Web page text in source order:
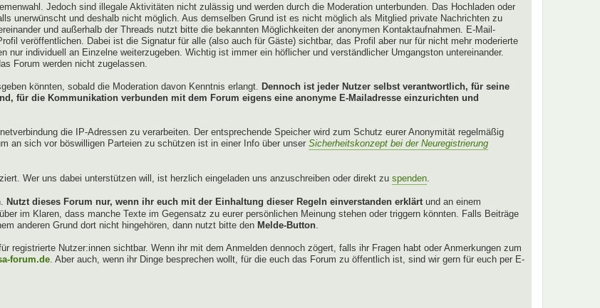
Jedoch sind illegale Aktivitäten nicht zulässig und werden durch die Moderation unterbunden. Das Hochladen oder
unerwünscht und deshalb nicht möglich. Aus demselben Grund ist es nicht möglich als Mitglied private Nachrichten zu
und außerhalb der Threads nutzt bitte die bekannten Möglichkeiten der anonymen Kontaktaufnahmen. E-Mail-
veröffentlichen. Dabei ist die Signatur für alle (also auch für Gäste) sichtbar, das Profil aber nur für nicht mehr moderierte
nur individuell an Einzelne weiterzugeben. Wichtig ist immer ein höflicher und verständlicher Umgangston untereinander.
Forum werden nicht zugelassen.
könnten, sobald die Moderation davon Kenntnis erlangt. Dennoch ist jeder Nutzer selbst verantwortlich, für seine
für die Kommunikation verbunden mit dem Forum eigens eine anonyme E-Mailadresse einzurichten und
die IP-Adressen zu verarbeiten. Der entsprechende Speicher wird zum Schutz eurer Anonymität regelmäßig
an sich vor böswilligen Parteien zu schützen ist in einer Info über unser Sicherheitskonzept bei der Neuregistrierung
Wer uns dabei unterstützen will, ist herzlich eingeladen uns anzuschreiben oder direkt zu spenden
Nutzt dieses Forum nur, wenn ihr euch mit der Einhaltung dieser Regeln einverstanden erklärt und an einem
im Klaren, dass manche Texte im Gegensatz zu eurer persönlichen Meinung stehen oder triggern könnten. Falls Beiträge
anderen Grund dort nicht hingehören, dann nutzt bitte den Melde-Button
registrierte Nutzer:innen sichtbar. Wenn ihr mit dem Anmelden dennoch zögert, falls ihr Fragen habt oder Anmerkungen zum
forum.de . Aber auch, wenn ihr Dinge besprechen wollt, für die euch das Forum zu öffentlich ist, sind wir gern für euch per E-